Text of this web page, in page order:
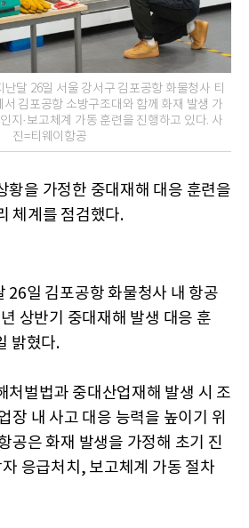
달 26일 서울 강서구 김포공항 화물청사 티
김포공항 소방구조대와 함께 화재 발생 가
지·보고체계 가동 훈련을 진행하고 있다. 사
진=티웨이항공
황을 가정한 중대재해 대응 훈련을
체계를 점검했다.
26일 김포공항 화물청사 내 항공
상반기 중대재해 발생 대응 훈
밝혔다.
처벌법과 중대산업재해 발생 시 조
장 내 사고 대응 능력을 높이기 위
공은 화재 발생을 가정해 초기 진
응급처치, 보고체계 가동 절차